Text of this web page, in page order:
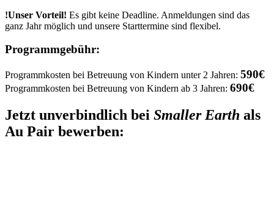
!Unser Vorteil! Es gibt keine Deadline. Anmeldungen sind das
ganz Jahr möglich und unsere Starttermine sind flexibel.
Programmgebühr:
Programmkosten bei Betreuung von Kindern unter 2 Jahren: 590€
Programmkosten bei Betreuung von Kindern ab 3 Jahren: 690€
Jetzt unverbindlich bei Smaller Earth als
Au Pair bewerben: